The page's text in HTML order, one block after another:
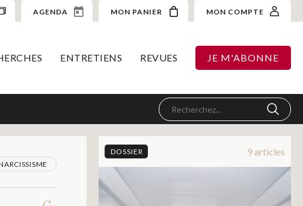
AGENDA MON PANIER MON COMPTE
ENTRETIENS REVUES JE M'ABONNE
DOSSIER 9 articles